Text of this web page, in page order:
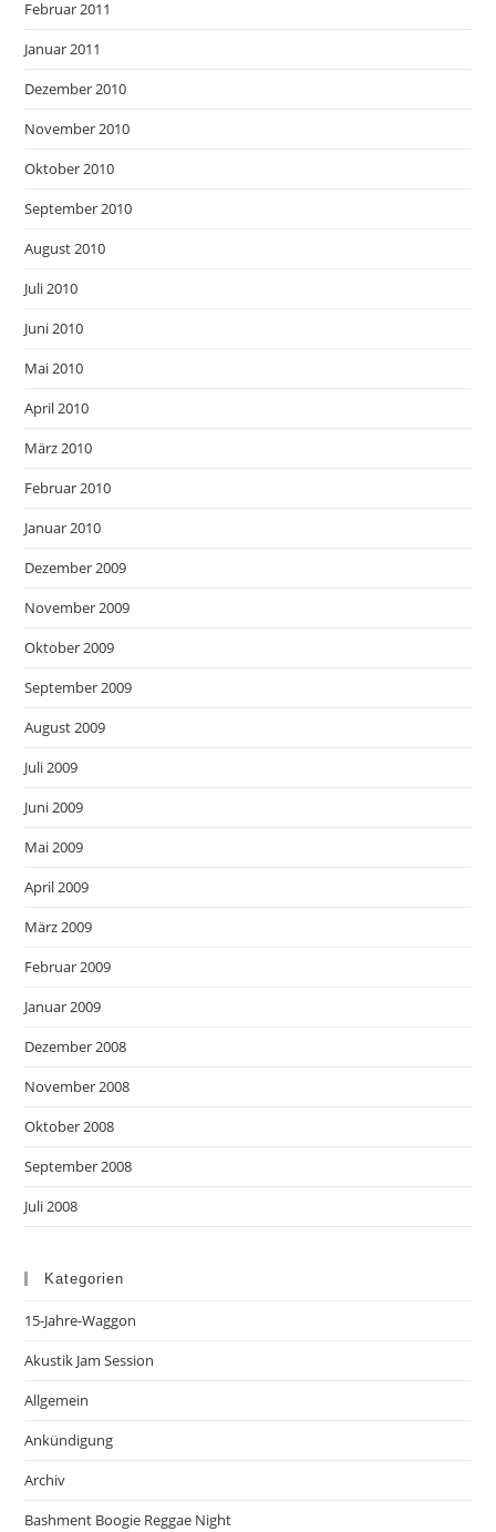
Februar 2011
Januar 2011
Dezember 2010
November 2010
Oktober 2010
September 2010
August 2010
Juli 2010
Juni 2010
Mai 2010
April 2010
März 2010
Februar 2010
Januar 2010
Dezember 2009
November 2009
Oktober 2009
September 2009
August 2009
Juli 2009
Juni 2009
Mai 2009
April 2009
März 2009
Februar 2009
Januar 2009
Dezember 2008
November 2008
Oktober 2008
September 2008
Juli 2008
Kategorien
15-Jahre-Waggon
Akustik Jam Session
Allgemein
Ankündigung
Archiv
Bashment Boogie Reggae Night